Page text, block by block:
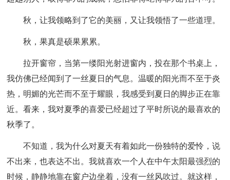
秋，让我领略到了它的美丽，又让我领悟了一些道理。
秋，果真是硕果累累。
拉开窗帘，当第一缕阳光射进窗内，投在那个书桌上，
我仿佛已经闻到了一丝夏日的气息。温暖的阳光而不至于炎
热，明媚的光芒而不至于耀眼，我感受到夏日的脚步正在靠
近。看来，我对夏季的喜爱已经超过了平时所说的最喜欢的
秋季了。
不知道，我为什么对夏天有着如此一份独特的爱怜，说
不出来，也表达不出。我就喜欢一个人在中午太阳最强烈的
时候，静静地靠在窗户边坐着，没有一丝风吹过。就这样，